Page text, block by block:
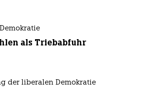
als Triebabfuhr
der liberalen Demokratie